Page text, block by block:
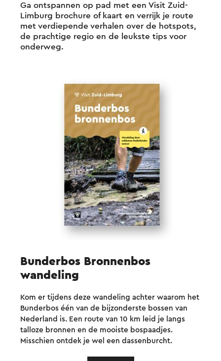
Ga ontspannen op pad met een Visit Zuid-
Limburg brochure of kaart en verrijk je route
met verdiepende verhalen over de hotspots,
de prachtige regio en de leukste tips voor
onderweg.
Bunderbos Bronnenbos
wandeling
Kom er tijdens deze wandeling achter waarom het
Bunderbos één van de bijzonderste bossen van
Nederland is. Een route van 10 km leid je langs
talloze bronnen en de mooiste bospaadjes.
Misschien ontdek je wel een dassenburcht.